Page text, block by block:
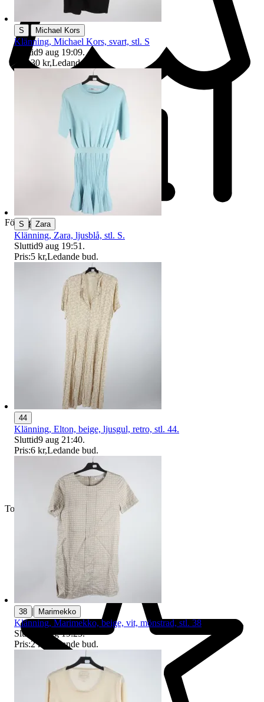
Företag
Toppsäljare
S Michael Kors
Klänning, Michael Kors, svart, stl. S
Sluttid9 aug 19:09.
Pris:30 kr,Ledande bud .
S | Zara
Klänning, Zara, ljusblå, stl. S.
Sluttid9 aug 19:51 .
Pris:5 kr,Ledande bud.
44
Klänning, Elton, beige, ljusgul, retro, stl. 44.
Sluttid9 aug 21:40.
Pris:6 kr,Ledande bud.
38 | Marimekko
Klänning, Marimekko, beige, vit, mönstrad, stl. 38
Sluttid
9 aug 19:25.
Pris:2 kr Ledande bud.